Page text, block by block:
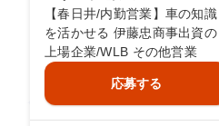
【春日井/内勤営業】車の知識
を活かせる 伊藤忠商事出資の
上場企業/WLB その他営業
応募する